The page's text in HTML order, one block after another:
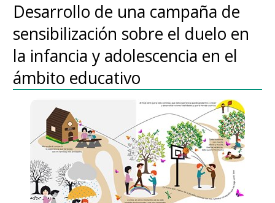
Desarrollo de una campaña de
sensibilización sobre el duelo en
la infancia y adolescencia en el
ámbito educativo